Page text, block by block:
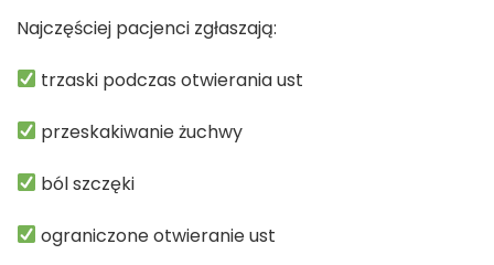
Najczęściej pacjenci zgłaszają:
trzaski podczas otwierania ust
przeskakiwanie żuchwy
ból szczęki
ograniczone otwieranie ust